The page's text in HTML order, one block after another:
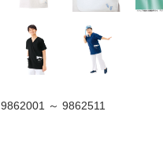
9862001 ～ 9862511